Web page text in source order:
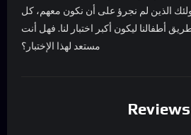
الذين لم نجرؤ على أن نكون معهم، كل
أطفالنا ليكون أكبر اختبار لنا. فهل أنت
مستعد لهذا الإختبار؟
Reviews